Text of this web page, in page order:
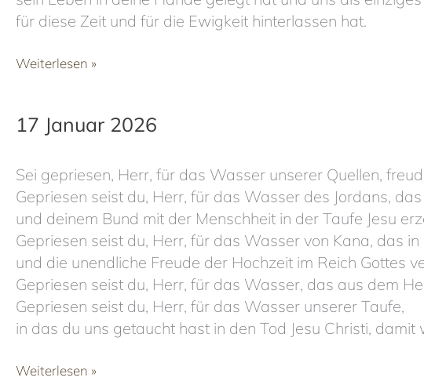
für diese Zeit und für die Ewigkeit hinterlassen hat.
21
Weiterlesen »
17 Januar 2026
Sei gepriesen, Herr, für das Wasser unserer Quellen,
Gepriesen seist du, Herr, für das Wasser des Jordans,
und deinem Bund mit der Menschheit in der Taufe Jesu
Gepriesen seist du, Herr, für das Wasser von Kana, das
und die unendliche Freude der Hochzeit im Reich Gottes
Gepriesen seist du, Herr, für das Wasser, das aus dem
Gepriesen seist du, Herr, für das Wasser unserer Taufe,
in das du uns getaucht hast in den Tod Jesu Christi,
17
Weiterlesen »